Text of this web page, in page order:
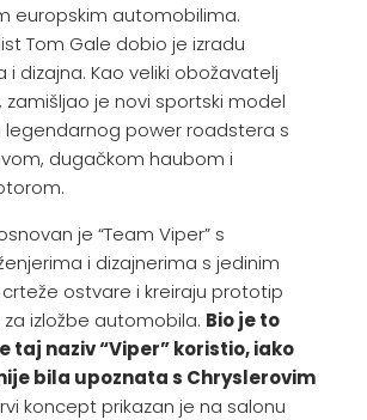
europskim automobilima.
Tom Gale dobio je izradu
i dizajna. Kao veliki obožavatelj
zamišljao je novi sportski model
legendarnog power roadstera s
dugačkom haubom i
je “Team Viper” s
i dizajnerima s jedinim
ostvare i kreiraju prototip
izložbe automobila. Bio je to
taj naziv “Viper” koristio, iako
bila upoznata s Chryslerovim
koncept prikazan je na salonu